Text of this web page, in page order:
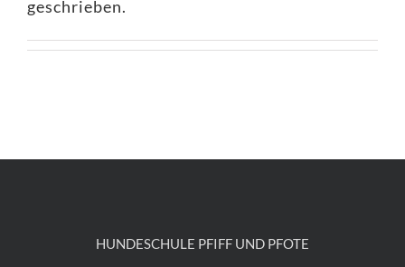
geschrieben.
HUNDESCHULE PFIFF UND PFOTE